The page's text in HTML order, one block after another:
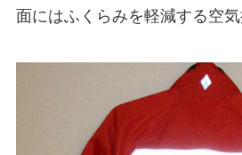
面にはふくらみを軽減する空気